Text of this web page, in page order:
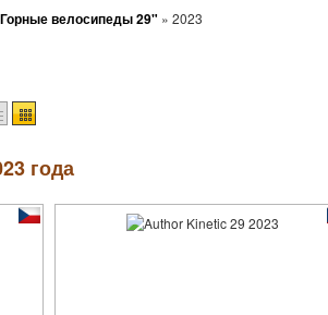
Горные велосипеды 29" » 2023
года